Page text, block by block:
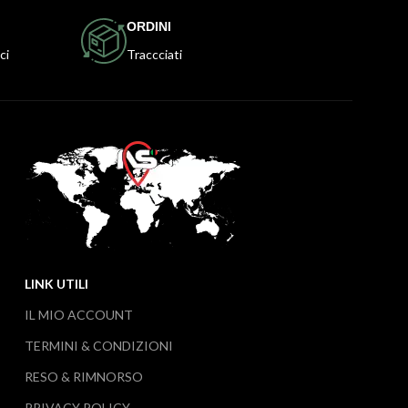
ORDINI
Traccciati
LINK UTILI
IL MIO ACCOUNT
TERMINI & CONDIZIONI
RESO & RIMNORSO